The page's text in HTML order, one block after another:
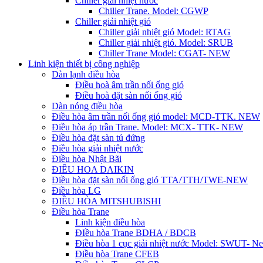
Chiller Trane. Model: CGWP
Chiller giải nhiệt gió
Chiller giải nhiệt gió Model: RTAG
Chiller giải nhiệt gió. Model: SRUB
Chiller Trane Model: CGAT- NEW
Linh kiện thiết bị công nghiệp
Dàn lạnh điều hòa
Điều hoà âm trần nối ống gió
Điều hoà đặt sàn nối ống gió
Dàn nóng điều hòa
Điều hòa âm trần nối ống gió model: MCD-TTK. NEW
Điều hòa áp trần Trane. Model: MCX- TTK- NEW
Điều hòa đặt sàn tủ đứng
Điều hòa giải nhiệt nước
Điều hòa Nhật Bãi
ĐIÊU HOA DAIKIN
Điều hòa đặt sàn nối ống gió TTA/TTH/TWE-NEW
Điều hòa LG
ĐIỀU HÒA MITSHUBISHI
Điều hòa Trane
Linh kiện điều hòa
ĐIều hòa Trane BDHA / BDCB
Điều hòa 1 cục giải nhiệt nước Model: SWUT-
Điều hòa Trane CFEB